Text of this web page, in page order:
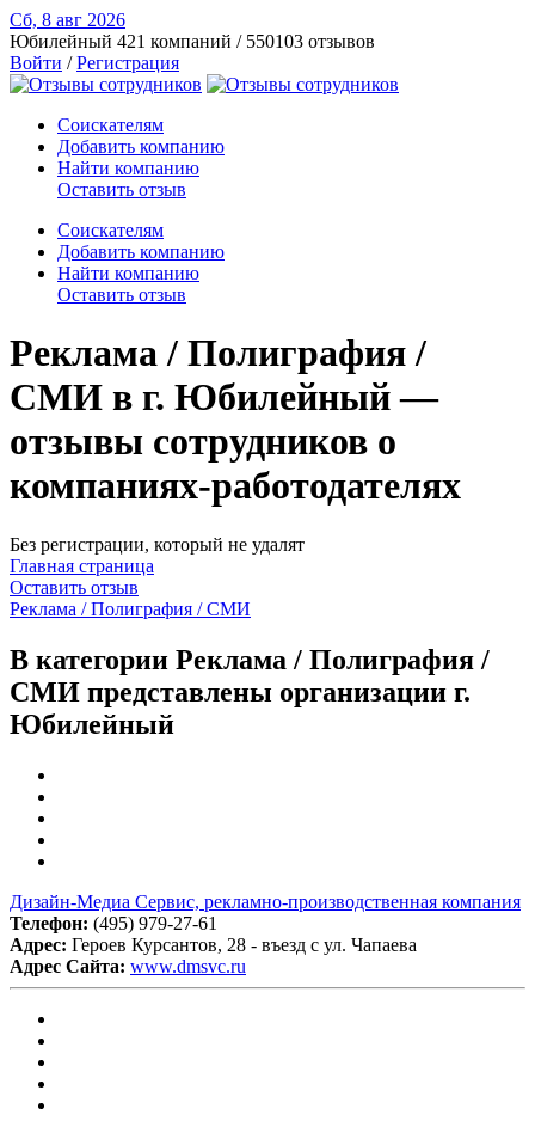
Сб, 8 авг 2026
Юбилейный 421 компаний / 550103 отзывов
Войти /Регистрация
Соискателям
Добавить компанию
Найти компанию
Оставить отзыв
Соискателям
Добавить компанию
Найти компанию
Оставить отзыв
Реклама / Полиграфия /
СМИ в г. Юбилейный —
отзывы сотрудников о
компаниях-работодателях
Без регистрации, который не удалят
Главная страница
Оставить отзыв
Реклама / Полиграфия / СМИ
В категории Реклама / Полиграфия /
СМИ представлены организации г.
Юбилейный
Дизайн-Медиа Сервис, рекламно-производственная компания
Телефон: (495) 979-27-61
Адрес: Героев Курсантов, 28 - въезд с ул. Чапаева
Адрес Сайта: www.dmsvc.ru